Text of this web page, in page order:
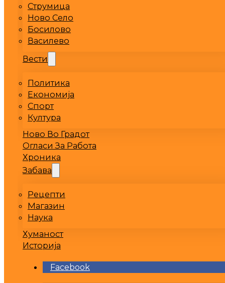
Струмица
Ново Село
Босилово
Василево
Вести
Политика
Економија
Спорт
Култура
Ново Во Градот
Огласи За Работа
Хроника
Забава
Рецепти
Магазин
Наука
Хуманост
Историја
Facebook